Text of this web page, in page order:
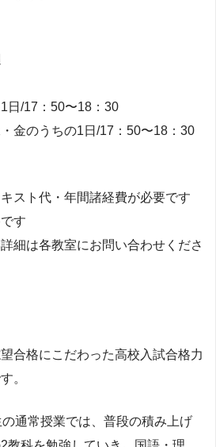
日/17：50〜18：30
金のうちの1日/17：50〜18：30
スト代・年間諸経費が必要です
す
細は各教室にお問い合わせくださ
合格にこだわった高校入試合格力
。
通常授業では、普段の積み上げ